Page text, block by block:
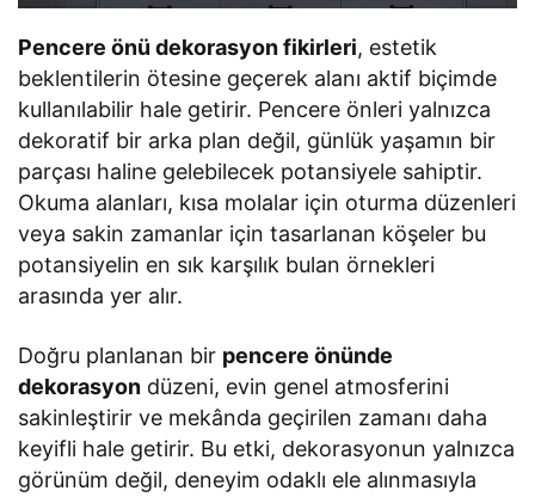
Pencere önü dekorasyon fikirleri, estetik
beklentilerin ötesine geçerek alanı aktif biçimde
kullanılabilir hale getirir. Pencere önleri yalnızca
dekoratif bir arka plan değil, günlük yaşamın bir
parçası haline gelebilecek potansiyele sahiptir.
Okuma alanları, kısa molalar için oturma düzenleri
veya sakin zamanlar için tasarlanan köşeler bu
potansiyelin en sık karşılık bulan örnekleri
arasında yer alır.
Doğru planlanan bir pencere önünde
dekorasyon düzeni, evin genel atmosferini
sakinleştirir ve mekânda geçirilen zamanı daha
keyifli hale getirir. Bu etki, dekorasyonun yalnızca
görünüm değil, deneyim odaklı ele alınmasıyla